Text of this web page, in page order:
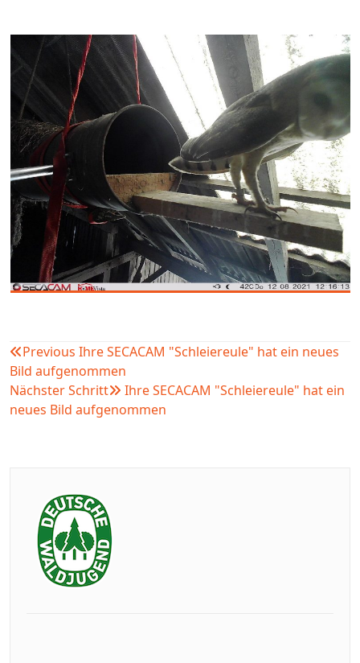
Beitragsnavigation
Previous Ihre SECACAM "Schleiereule" hat ein neues
Bild aufgenommen
Nächster Schritt
Ihre SECACAM "Schleiereule" hat ein
neues Bild aufgenommen